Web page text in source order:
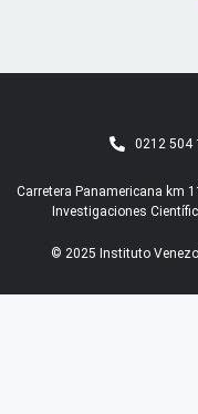
0212 504
Carretera Panamericana km
Investigaciones
© 2025 Instituto